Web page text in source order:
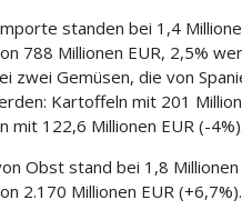
standen bei 1,4
788 Millionen EUR, 2,5%
zwei Gemüsen, die von
Kartoffeln mit 201
mit 122,6 Millionen EUR (-4%).
Obst stand bei 1,8
2.170 Millionen EUR (+6,7%).